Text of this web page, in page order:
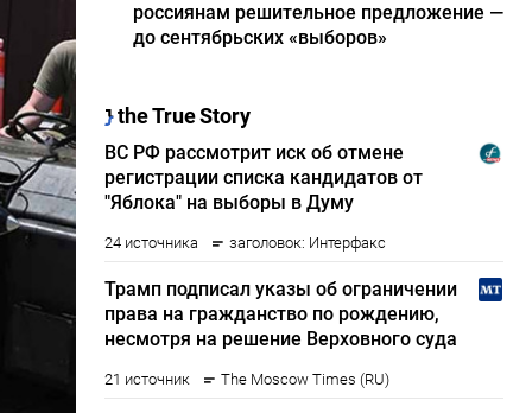
россиянам решительное предложение —
до сентябрьских «выборов»